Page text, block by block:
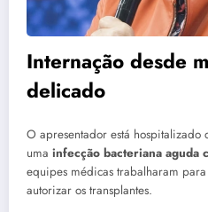
Internação desde
delicado
O apresentador está hospitalizado
uma infecção bacteriana aguda
equipes médicas trabalharam
autorizar os transplantes.